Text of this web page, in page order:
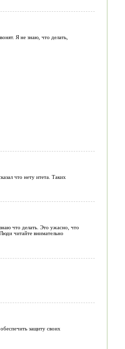
Я не знаю, что делать,
что нету итета. Таких
что делать. Это ужасно, что
читайте внимательно
защиту своих